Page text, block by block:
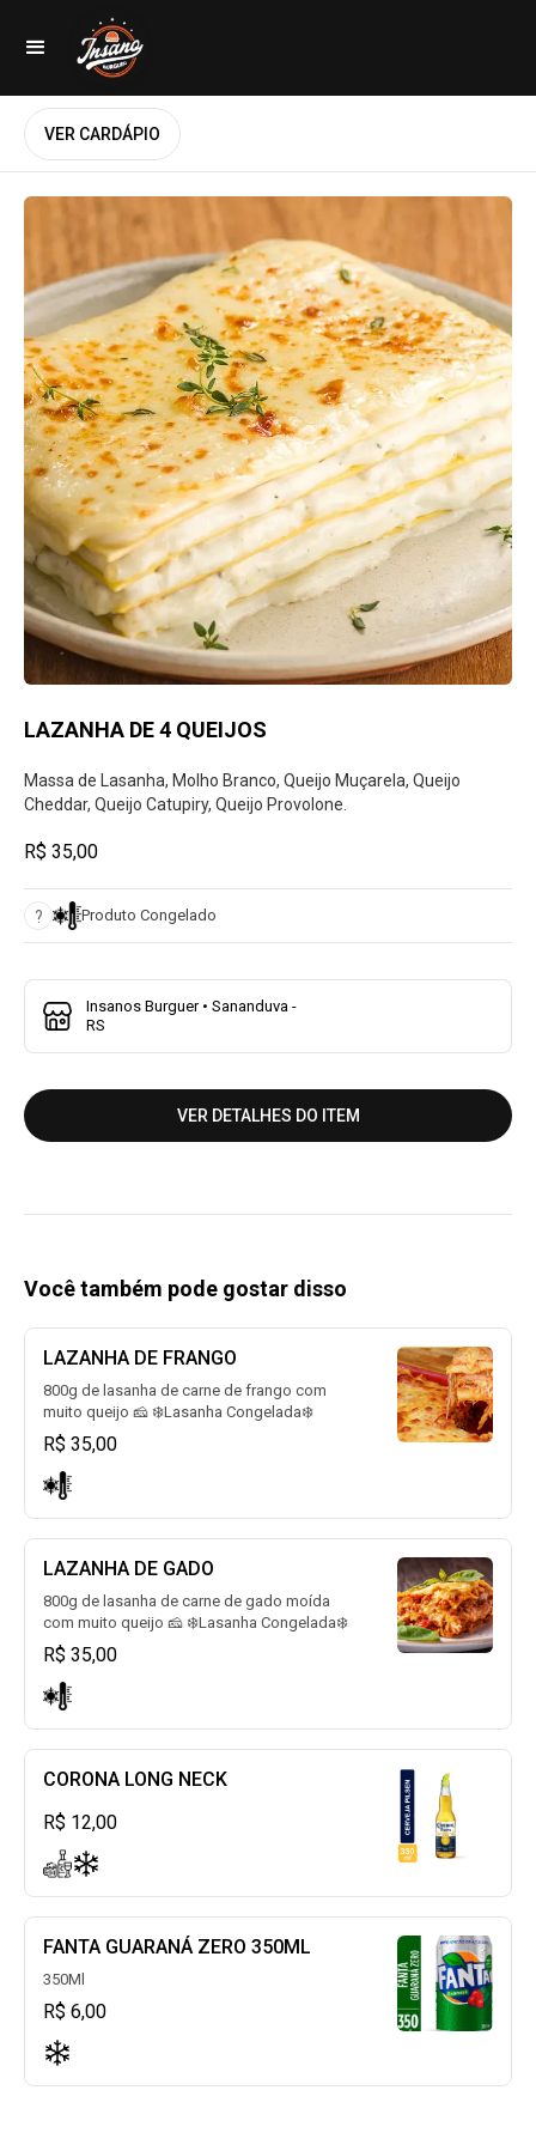
VER CARDÁPIO
LAZANHA DE 4 QUEIJOS
Massa de Lasanha, Molho Branco, Queijo Muçarela, Queijo
Cheddar, Queijo Catupiry, Queijo Provolone.
R$ 35,00
? Produto Congelado
Insanos Burguer • Sananduva -
RS
VER DETALHES DO ITEM
Você também pode gostar disso
LAZANHA DE FRANGO
800g de lasanha de carne de frango com
muito queijo 🧀 ❄️Lasanha Congelada❄️
R$ 35,00
LAZANHA DE GADO
800g de lasanha de carne de gado moída
com muito queijo 🧀 ❄️Lasanha Congelada❄️
R$ 35,00
CORONA LONG NECK
R$ 12,00
FANTA GUARANÁ ZERO 350ML
350Ml
R$ 6,00